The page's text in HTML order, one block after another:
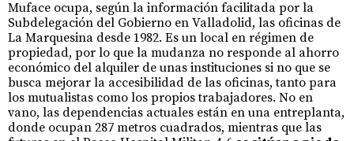
Muface ocupa, según la información facilitada por la
Subdelegación del Gobierno en Valladolid, las oficinas de
La Marquesina desde 1982. Es un local en régimen de
propiedad, por lo que la mudanza no responde al ahorro
económico del alquiler de unas instituciones si no que se
busca mejorar la accesibilidad de las oficinas, tanto para
los mutualistas como los propios trabajadores. No en
vano, las dependencias actuales están en una entreplanta,
donde ocupan 287 metros cuadrados, mientras que las